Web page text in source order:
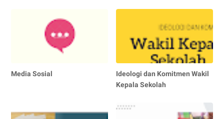
Media Sosial
Ideologi dan Komitmen Wakil
Kepala Sekolah